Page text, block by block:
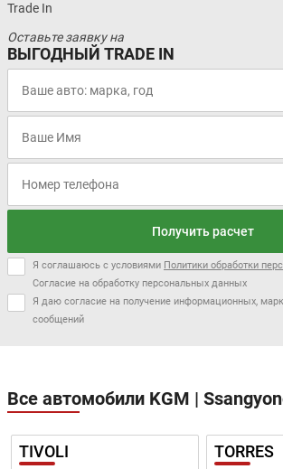
(быстрая):
Разгон до 100км/
-
Максимальная
191 км/ч
Расход в
-
Расход в
-
Расход в
смешанном цикле:
9.0/100км
Объем топливного
бака:
50 л
Высота: 1629 мм
Колёсная база: 2675 мм
Trade In
Оставьте заявку на
ВЫГОДНЫЙ TRADE IN
Получить расчет
Я соглашаюсь с условиями Политики обработки
Согласие на обработку персональных данных
Я даю согласие на получение информационных,
сообщений
Все автомобили KGM |
TIVOLI TORRES